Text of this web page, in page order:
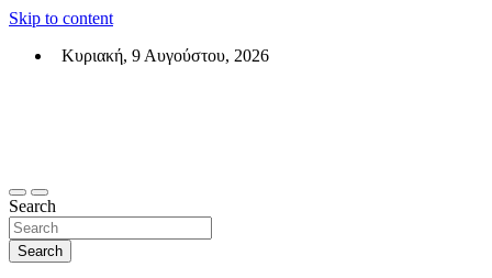
Skip to content
Κυριακή, 9 Αυγούστου, 2026
Search
Search